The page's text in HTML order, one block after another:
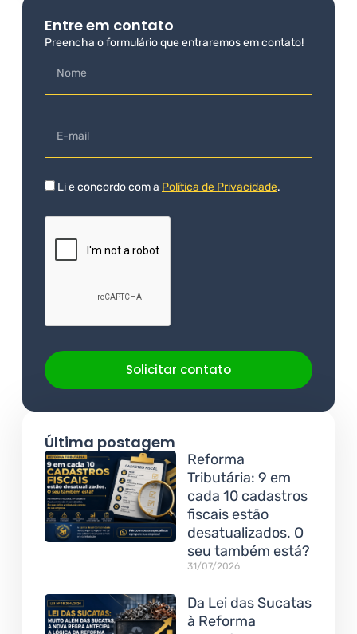
Entre em contato
Preencha o formulário que entraremos em contato!
Li e concordo com a Política de Privacidade.
Solicitar contato
Última postagem
Reforma
Tributária: 9 em
cada 10 cadastros
fiscais estão
desatualizados. O
seu também está?
31/07/2026
Da Lei das Sucatas
à Reforma